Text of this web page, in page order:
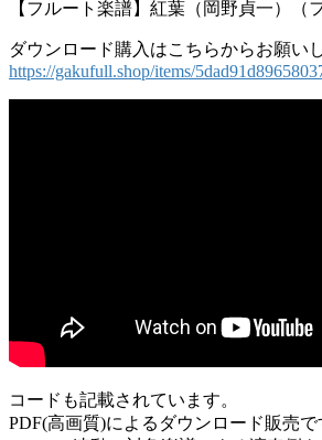
【フルート楽譜】紅葉（岡野貞一）（
ダウンロード購入はこちらからお願い
https://gakufull.shop/items/
コードも記載されています。
PDF(高画質)によるダウンロード販売で